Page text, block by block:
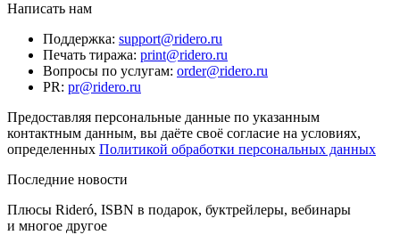
Написать нам
Поддержка: support@ridero.ru
Печать тиража: print@ridero.ru
Вопросы по услугам: order@ridero.ru
PR: pr@ridero.ru
Предоставляя персональные данные по указанным
контактным данным, вы даёте своё согласие на условиях,
определенных Политикой обработки персональных данных
Последние новости
Плюсы Rideró, ISBN в подарок, буктрейлеры, вебинары
и многое другое